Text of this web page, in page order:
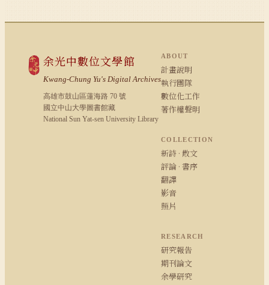
余光中數位文學館
Kwang-Chung Yu's Digital Archives
高雄市鼓山區蓮海路 70 號
國立中山大學圖書館藏
National Sun Yat-sen University Library
ABOUT
計畫說明
執行團隊
數位化工作
著作權聲明
COLLECTION
新詩 · 散文
評論 · 書序
翻譯
影音
照片
RESEARCH
研究報告
期刊論文
余學研究